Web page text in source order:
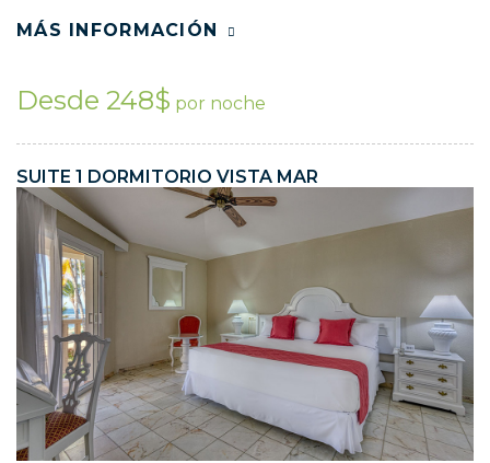
MÁS INFORMACIÓN
Desde 248$ por noche
SUITE 1 DORMITORIO VISTA MAR